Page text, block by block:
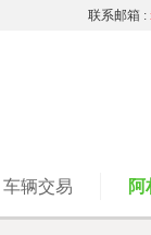
联系邮箱 :
车辆交易 阿